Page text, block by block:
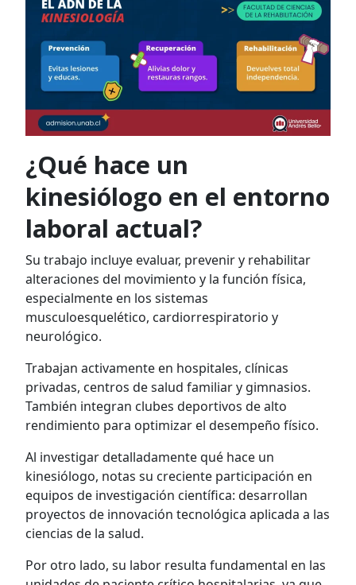
¿Qué hace un
kinesiólogo en el entorno
laboral actual?
Su trabajo incluye evaluar, prevenir y rehabilitar
alteraciones del movimiento y la función física,
especialmente en los sistemas
musculoesquelético, cardiorrespiratorio y
neurológico.
Trabajan activamente en hospitales, clínicas
privadas, centros de salud familiar y gimnasios.
También integran clubes deportivos de alto
rendimiento para optimizar el desempeño físico.
Al investigar detalladamente qué hace un
kinesiólogo, notas su creciente participación en
equipos de investigación científica: desarrollan
proyectos de innovación tecnológica aplicada a las
ciencias de la salud.
Por otro lado, su labor resulta fundamental en las